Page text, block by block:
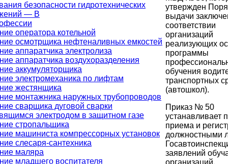
безопасности гидротехнических
— В
оператора котельной
осмотрщика нефтеналивных емкостей
аппаратчика электролиза
аппаратчика воздухоразделения
аккумуляторщика
электромеханика по лифтам
жестянщика
монтажника наружных трубопроводов
сварщика дуговой сварки
электродом в защитном газе
стропальщика
машиниста компрессорных установок
слесаря-сантехника
маляра
младшего воспитателя
утвержден
выдачи
соответствии
организаций
реализующих
программы
обучения
транспортных
(автошкол).
Приказ № 50
устанавливает
приема и
должностными
заявлений
организаций,